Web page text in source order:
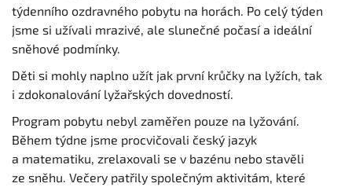
týdenního ozdravného pobytu na horách. Po celý týden
jsme si užívali mrazivé, ale slunečné počasí a ideální
sněhové podmínky.
Děti si mohly naplno užít jak první krůčky na lyžích, tak
i zdokonalování lyžařských dovedností.
Program pobytu nebyl zaměřen pouze na lyžování.
Během týdne jsme procvičovali český jazyk
a matematiku, zrelaxovali se v bazénu nebo stavěli
ze sněhu. Večery patřily společným aktivitám, které